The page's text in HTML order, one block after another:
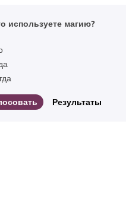
используете магию?
Результаты